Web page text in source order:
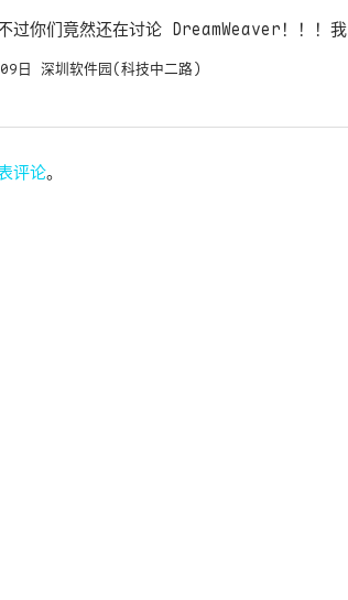
过你们竟然还在讨论 DreamWeaver！！！
日 深圳软件园(科技中二路)
评论。